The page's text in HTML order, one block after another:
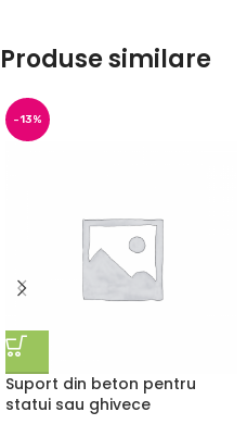
Produse similare
-13%
Suport din beton pentru
statui sau ghivece